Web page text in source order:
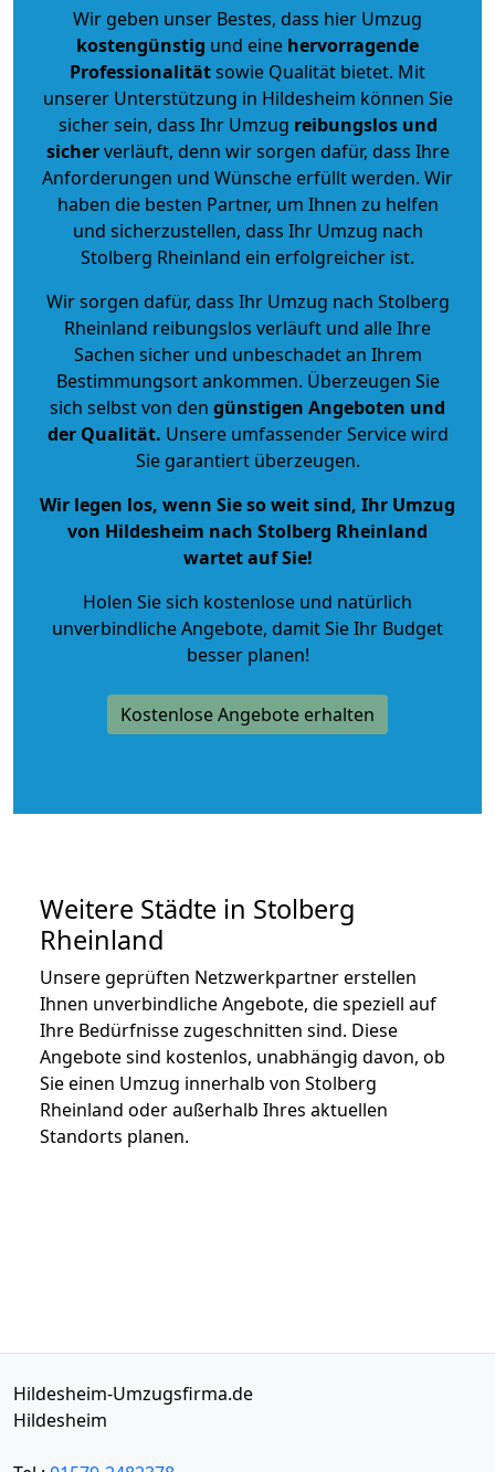
Wir geben unser Bestes, dass hier Umzug
kostengünstig und eine hervorragende
Professionalitätsowie Qualität bietet. Mit
unserer Unterstützung in Hildesheim können Sie
sicher sein, dass Ihr Umzug reibungslos und
sicherverläuft, denn wir sorgen dafür, dass Ihre
Anforderungen und Wünsche erfüllt werden. Wir
haben die besten Partner, um Ihnen zu helfen
und sicherzustellen, dass Ihr Umzug nach
Stolberg Rheinland ein erfolgreicher ist.
Wir sorgen dafür, dass Ihr Umzug nach Stolberg
Rheinland reibungslos verläuft und alle Ihre
Sachen sicher und unbeschadet an Ihrem
Bestimmungsort ankommen. Überzeugen Sie
sich selbst von den günstigen Angeboten und
der Qualität. Unsere umfassender Service wird
Sie garantiert überzeugen.
Wir legen los, wenn Sie so weit sind, Ihr Umzug
von Hildesheim nach Stolberg Rheinland
wartet auf Sie!
Holen Sie sich kostenlose und natürlich
unverbindliche Angebote, damit Sie Ihr Budget
besser planen!
Kostenlose Angebote erhalten
Weitere Städte in Stolberg
Rheinland
Unsere geprüften Netzwerkpartner erstellen
Ihnen unverbindliche Angebote, die speziell auf
Ihre Bedürfnisse zugeschnitten sind. Diese
Angebote sind kostenlos, unabhängig davon, ob
Sie einen Umzug innerhalb von Stolberg
Rheinland oder außerhalb Ihres aktuellen
Standorts planen.
Hildesheim-Umzugsfirma.de
Hildesheim